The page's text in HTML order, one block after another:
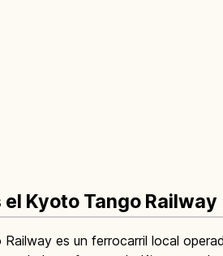
el Kyoto Tango
es un ferrocarril local